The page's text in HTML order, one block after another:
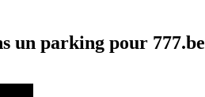
un parking pour 777.be